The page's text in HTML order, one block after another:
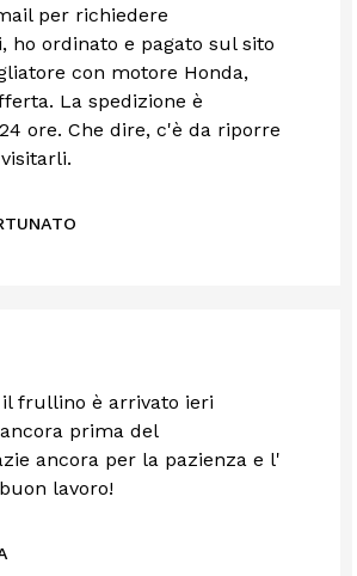
per richiedere
ho ordinato e pagato sul sito
con motore Honda,
La spedizione è
ore. Che dire, c'è da riporre
il frullino è arrivato ieri
prima del
ancora per la pazienza e l'
lavoro!